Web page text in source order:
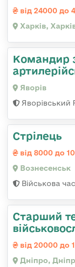
від 24000 до
Харків,
Командир
Яворів
Яворівський
Стрілець
від 8000 до
Вознесенськ
Військова
Старший
від 20000 до
Дніпро,